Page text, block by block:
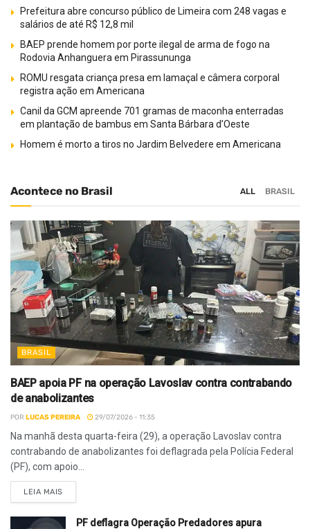
Prefeitura abre concurso público de Limeira com 248 vagas e
salários de até R$ 12,8 mil
BAEP prende homem por porte ilegal de arma de fogo na
Rodovia Anhanguera em Pirassununga
ROMU resgata criança presa em lamaçal e câmera corporal
registra ação em Americana
Canil da GCM apreende 701 gramas de maconha enterradas
em plantação de bambus em Santa Bárbara d’Oeste
Homem é morto a tiros no Jardim Belvedere em Americana
Acontece no Brasil ALL BRASIL
BRASIL
BAEP apoia PF na operação Lavoslav contra contrabando
de anabolizantes
POR LUCAS PEREIRA 29/07/2026 - 11:35
Na manhã desta quarta-feira (29), a operação Lavoslav contra
contrabando de anabolizantes foi deflagrada pela Polícia Federal
(PF), com apoio...
LEIA MAIS
PF deflagra Operação Predadores apura